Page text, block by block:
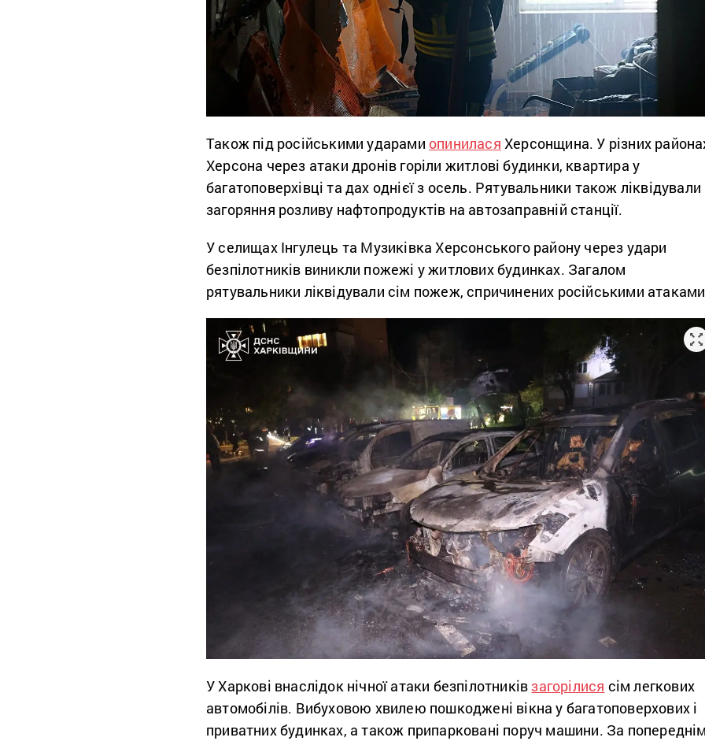
Також під російськими ударами опинилася Херсонщина. У різних
Херсона через атаки дронів горіли житлові будинки, квартира у
багатоповерхівці та дах однієї з осель. Рятувальники також ліквідували
загоряння розливу нафтопродуктів на автозаправній станції.
У селищах Інгулець та Музиківка Херсонського району через удари
безпілотників виникли пожежі у житлових будинках. Загалом
рятувальники ліквідували сім пожеж, спричинених російськими
У Харкові внаслідок нічної атаки безпілотниківзагорілися сім легкових
автомобілів. Вибуховою хвилею пошкоджені вікна у багатоповерхових і
приватних будинках, а також припарковані поруч машини. За